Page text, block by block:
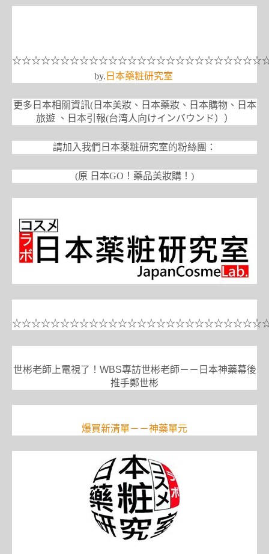
by. 日本藥粧研究室
更多日本相關資訊(日本美妝、日本藥妝、日本購物、日本
旅遊 、日本引報(台湾人向けインバウンド））
請加入我們日本薬粧研究室的粉絲團：
(原 日本GO！藥品美妝購！)
世彬老師上電視了！WBS專訪世彬老師－－日本神藥幕後
推手鄭世彬
爆買新清單－－神藥單元